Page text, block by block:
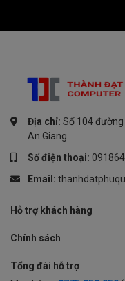
và ánh sáng ấm áp. Tầm
Độ Tương Phản Cao, Chi
Địa chỉ: Số 104 đường
An Giang.
Số điện thoại:
Email:
Hỗ trợ khách hàng
Chính sách
Tổng đài hỗ trợ